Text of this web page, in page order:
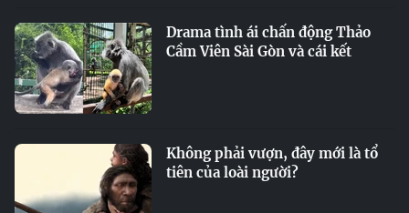
Drama tình ái chấn động Thảo
Cầm Viên Sài Gòn và cái kết
Không phải vượn, đây mới là tổ
tiên của loài người?